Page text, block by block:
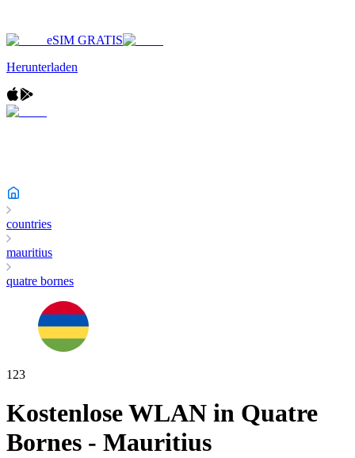
eSIM GRATIS
Herunterladen
countries
mauritius
quatre bornes
123
Kostenlose WLAN in Quatre
Bornes - Mauritius